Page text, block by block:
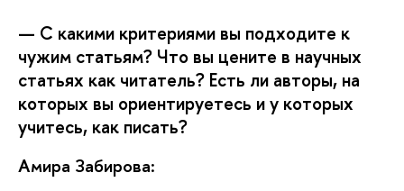
— С какими критериями вы подходите к
чужим статьям? Что вы цените в научных
статьях как читатель? Есть ли авторы, на
которых вы ориентируетесь и у которых
учитесь, как писать?
Амира Забирова: